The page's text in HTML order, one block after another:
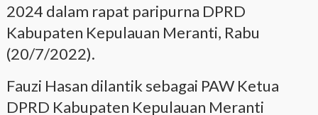
2024 dalam rapat paripurna DPRD
Kabupaten Kepulauan Meranti, Rabu
(20/7/2022).
Fauzi Hasan dilantik sebagai PAW Ketua
DPRD Kabupaten Kepulauan Meranti